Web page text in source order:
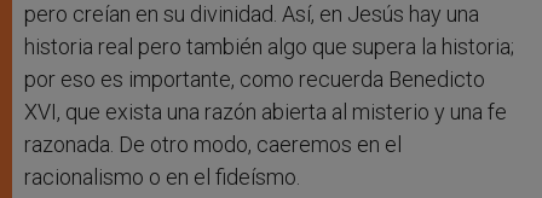
pero creían en su divinidad. Así, en Jesús hay una
historia real pero también algo que supera la historia;
por eso es importante, como recuerda Benedicto
XVI, que exista una razón abierta al misterio y una fe
razonada. De otro modo, caeremos en el
racionalismo o en el fideísmo.